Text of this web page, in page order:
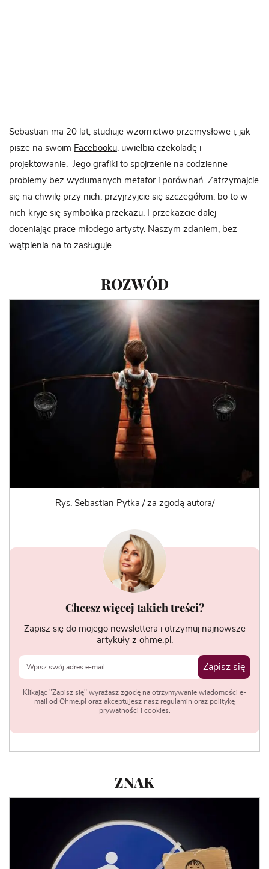
Sebastian ma 20 lat, studiuje wzornictwo przemysłowe i, jak
pisze na swoim Facebooku , uwielbia czekoladę i
projektowanie. Jego grafiki to spojrzenie na codzienne
problemy bez wydumanych metafor i porównań. Zatrzymajcie
się na chwilę przy nich, przyjrzyjcie się szczegółom, bo to w
nich kryje się symbolika przekazu. I przekażcie dalej
doceniając prace młodego artysty. Naszym zdaniem, bez
wątpienia na to zasługuje.
ROZWÓD
Rys. Sebastian Pytka / za zgodą autora/
Chcesz więcej takich treści?
Zapisz się do mojego newslettera i otrzymuj najnowsze
artykuły z ohme.pl.
Zapisz się
Klikając "Zapisz się" wyrażasz zgodę na otrzymywanie wiadomości e-
mail od Ohme.pl oraz akceptujesz nasz regulamin oraz politykę
prywatności i cookies.
ZNAK